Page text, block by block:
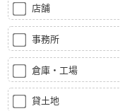
店舗
事務所
倉庫・工場
貸土地